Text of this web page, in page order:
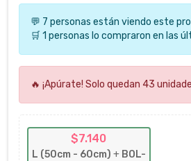
💬 7 personas están viendo este
🛒 1 personas lo compraron en las
🔥 ¡Apúrate! Solo quedan 43
$7.140
L (50cm - 60cm) + BOL-